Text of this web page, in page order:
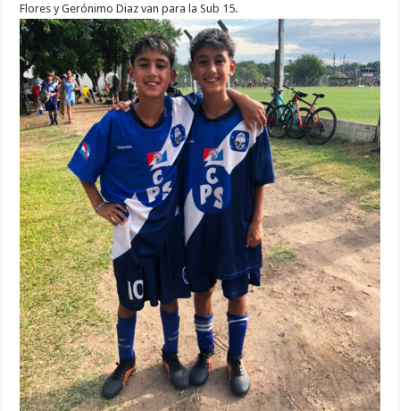
Flores y Gerónimo Diaz van para la Sub 15.